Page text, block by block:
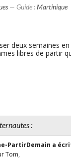
— Guide :Martinique
deux semaines
libres de partir
:
PartirDemain a
Tom,